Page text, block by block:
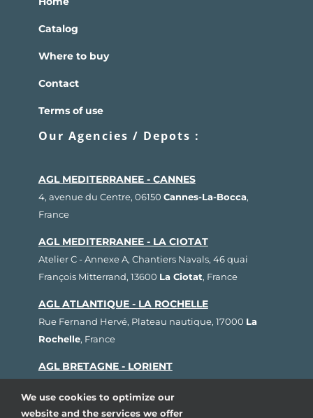
Catalog
Where to buy
Contact
Terms of use
Our Agencies / Depots :
AGL MEDITERRANEE - CANNES
4, avenue du Centre, 06150 Cannes-La-Bocca,
France
AGL MEDITERRANEE - LA CIOTAT
Atelier C - Annexe A, Chantiers Navals, 46 quai
François Mitterrand, 13600 La Ciotat, France
AGL ATLANTIQUE - LA ROCHELLE
Rue Fernand Hervé, Plateau nautique, 17000 La
Rochelle, France
AGL BRETAGNE - LORIENT
France
We use cookies to optimize our
website and the services we offer